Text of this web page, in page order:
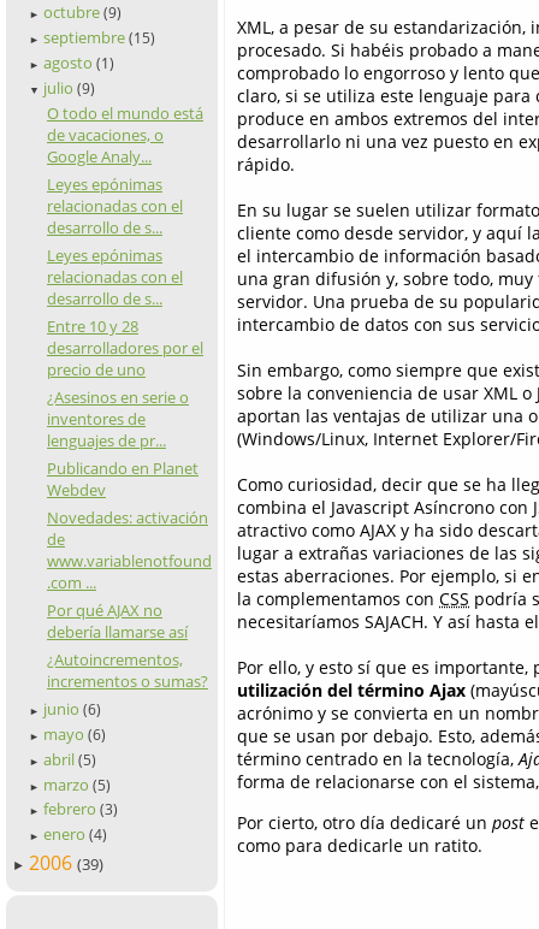
► octubre (9)
► septiembre (15)
► agosto (1)
▼ julio (9)
O todo el mundo está
de vacaciones, o
Google Analy...
Leyes epónimas
relacionadas con el
desarrollo de s...
Leyes epónimas
relacionadas con el
desarrollo de s...
Entre 10 y 28
desarrolladores por el
precio de uno
¿Asesinos en serie o
inventores de
lenguajes de pr...
Publicando en Planet
Webdev
Novedades: activación
de
www.variablenotfound
.com ...
Por qué AJAX no
debería llamarse así
¿Autoincrementos,
incrementos o sumas?
► junio (6)
► mayo (6)
► abril (5)
► marzo (5)
► febrero (3)
► enero (4)
► 2006 (39)
XML, a pesar de su
procesado. Si habéis probado a
comprobado lo engorroso y lento
claro, si se utiliza este lenguaje
produce en ambos extremos del
desarrollarlo ni una vez puesto en
rápido.
En su lugar se suelen utilizar
cliente como desde servidor, y aquí
el intercambio de información
una gran difusión y, sobre todo,
servidor. Una prueba de su
intercambio de datos con sus
Sin embargo, como siempre que
sobre la conveniencia de usar XML
aportan las ventajas de utilizar una
(Windows/Linux, Internet Explorer/
Como curiosidad, decir que se ha
combina el Javascript Asíncrono con
atractivo como AJAX y ha sido
lugar a extrañas variaciones de las
estas aberraciones. Por ejemplo, si
la complementamos con CSS podría
necesitaríamos SAJACH. Y así hasta
Por ello, y esto sí que es
utilización del término Ajax
acrónimo y se convierta en un
que se usan por debajo. Esto,
término centrado en la tecnología,
forma de relacionarse con el
Por cierto, otro día dedicaré un post
como para dedicarle un ratito.